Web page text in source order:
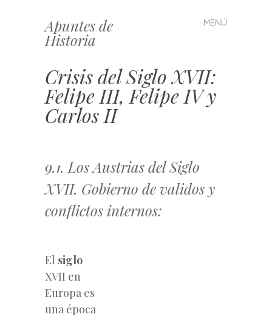
Apuntes de
Historia
MENÚ
Saltar
al
Crisis del Siglo XVII:
Felipe III, Felipe IV y
Carlos II
9.1. Los Austrias del Siglo
XVII. Gobierno de validos y
conflictos internos:
El siglo
XVII en
Europa es
una época